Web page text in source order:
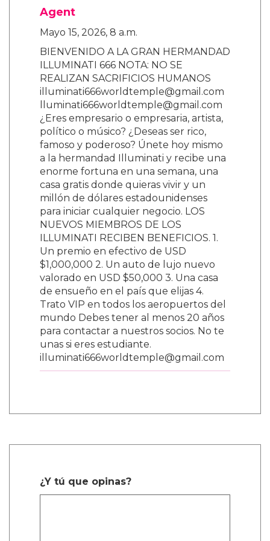
Agent
Mayo 15, 2026, 8 a.m.
BIENVENIDO A LA GRAN HERMANDAD
ILLUMINATI 666 NOTA: NO SE
REALIZAN SACRIFICIOS HUMANOS
illuminati666worldtemple@gmail.com
lluminati666worldtemple@gmail.com
¿Eres empresario o empresaria, artista,
político o músico? ¿Deseas ser rico,
famoso y poderoso? Únete hoy mismo
a la hermandad Illuminati y recibe una
enorme fortuna en una semana, una
casa gratis donde quieras vivir y un
millón de dólares estadounidenses
para iniciar cualquier negocio. LOS
NUEVOS MIEMBROS DE LOS
ILLUMINATI RECIBEN BENEFICIOS. 1.
Un premio en efectivo de USD
$1,000,000 2. Un auto de lujo nuevo
valorado en USD $50,000 3. Una casa
de ensueño en el país que elijas 4.
Trato VIP en todos los aeropuertos del
mundo Debes tener al menos 20 años
para contactar a nuestros socios. No te
unas si eres estudiante.
illuminati666worldtemple@gmail.com
¿Y tú que opinas?